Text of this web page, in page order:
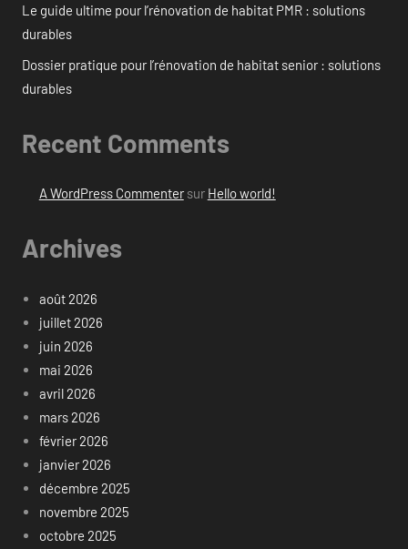
Le guide ultime pour l’rénovation de habitat PMR : solutions
durables
Dossier pratique pour l’rénovation de habitat senior : solutions
durables
Recent Comments
A WordPress Commentersur Hello world!
Archives
août 2026
juillet 2026
juin 2026
mai 2026
avril 2026
mars 2026
février 2026
janvier 2026
décembre 2025
novembre 2025
octobre 2025